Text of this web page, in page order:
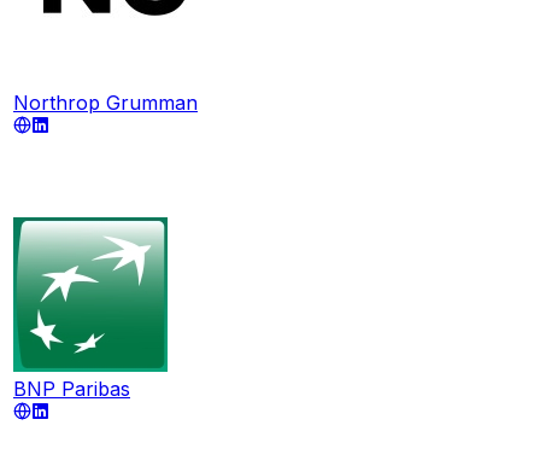
Northrop Grumman
BNP Paribas